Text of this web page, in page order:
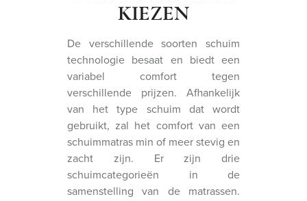
KIEZEN
De verschillende soorten schuim
technologie besaat en biedt een
variabel comfort tegen
verschillende prijzen. Afhankelijk
van het type schuim dat wordt
gebruikt, zal het comfort van een
schuimmatras min of meer stevig en
zacht zijn. Er zijn drie
schuimcategorieën in de
samenstelling van de matrassen.